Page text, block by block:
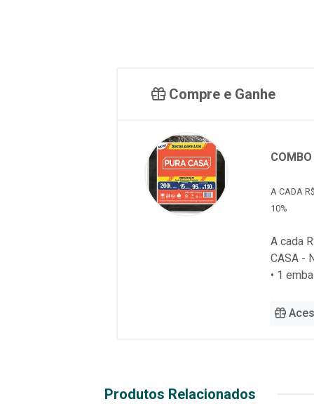
Compre e Ganhe
A CADA
10%
A cada
CASA -
• 1
Produtos Relacionados